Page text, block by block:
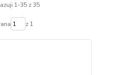
1-35 z 35
z 1